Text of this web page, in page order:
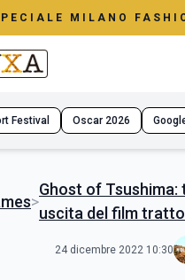
MILANO
Festival Oscar 2026
>
Ghost of Tsushima:
uscita del film
24 dicembre 2022 10:30